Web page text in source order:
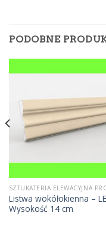
PODOBNE
Listwa wokółokienna –
Wysokość 14 cm